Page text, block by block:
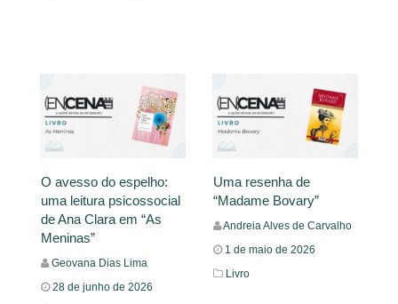
O avesso do espelho:
uma leitura psicossocial
de Ana Clara em “As
Meninas”
Geovana Dias Lima
28 de junho de 2026
Uma resenha de
“Madame Bovary”
Andreia Alves de Carvalho
1 de maio de 2026
Livro